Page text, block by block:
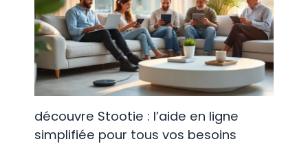
découvre Stootie : l’aide en ligne
simplifiée pour tous vos besoins